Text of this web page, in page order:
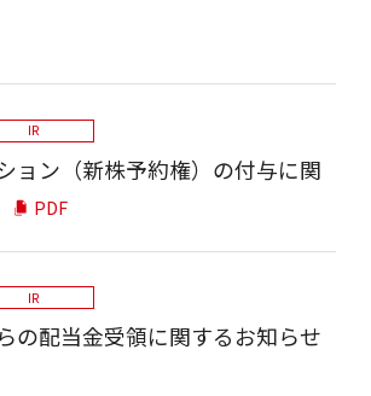
IR
ョン（新株予約権）の付与に関
PDF
IR
の配当金受領に関するお知らせ